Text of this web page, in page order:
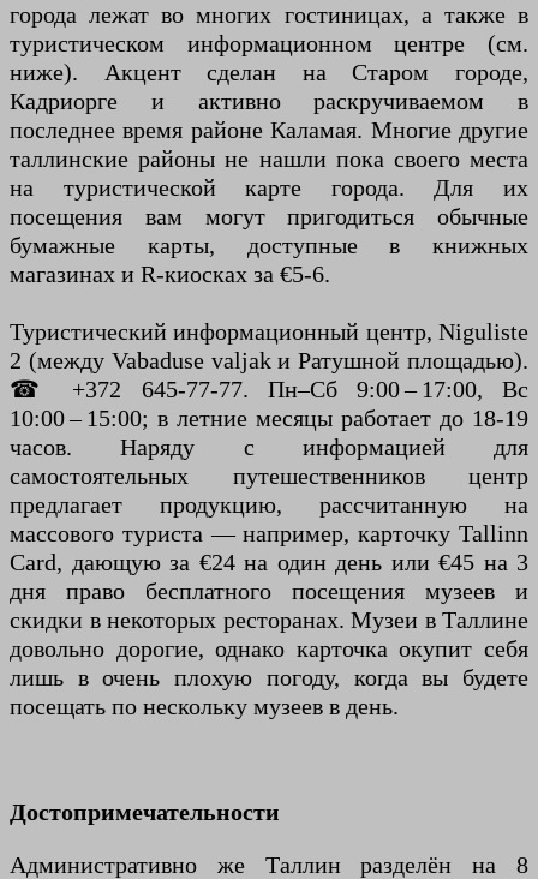
города лежат во многих гостиницах, а также в
туристическом информационном центре (см.
ниже). Акцент сделан на Старом городе,
Кадриорге и активно раскручиваемом в
последнее время районе Каламая. Многие другие
таллинские районы не нашли пока своего места
на туристической карте города. Для их
посещения вам могут пригодиться обычные
бумажные карты, доступные в книжных
магазинах и R-киосках за €5-6.
Туристический информационный центр, Niguliste
2 (между Vabaduse valjak и Ратушной площадью).
☎ +372 645-77-77. Пн–Сб 9:00 – 17:00, Вс
10:00 – 15:00; в летние месяцы работает до 18-19
часов. Наряду с информацией для
самостоятельных путешественников центр
предлагает продукцию, рассчитанную на
массового туриста — например, карточку Tallinn
Card, дающую за €24 на один день или €45 на 3
дня право бесплатного посещения музеев и
скидки в некоторых ресторанах. Музеи в Таллине
довольно дорогие, однако карточка окупит себя
лишь в очень плохую погоду, когда вы будете
посещать по нескольку музеев в день.
Достопримечательности
Административно же Таллин разделён на 8